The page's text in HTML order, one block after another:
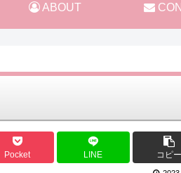
ABOUT
Pocket LINE コピー